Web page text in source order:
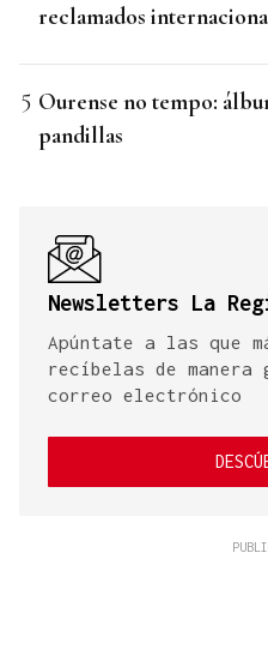
reclamados
Ourense no tempo:
pandillas
Newsletters La
Apúntate a las que
recíbelas de
correo electrónico